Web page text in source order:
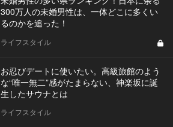
300万人の未婚男性は、一体どこに多くい
るのかを追った！
ライフスタイル
お忍びデートに使いたい。高級旅館のよう
な“唯一無二”感がたまらない、神楽坂に誕
生したサウナとは
ライフスタイル